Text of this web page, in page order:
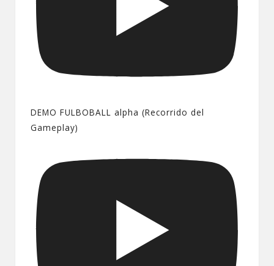
DEMO FULBOBALL alpha (Recorrido del
Gameplay)